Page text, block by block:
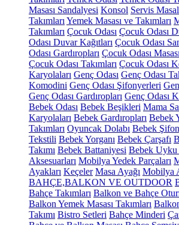
Masası Sandalyesi Konsol Servis
Takımları Yemek Masası ve Takımları
Takımları Çocuk Odası Çocuk Odası
Odası Duvar Kağıtları Çocuk Odası
Odası Gardıropları Çocuk Odası Masası
Çocuk Odası Takımları Çocuk Odası
Karyolaları Genç Odası Genç Odası
Komodini Genç Odası Şifonyerleri
Genç Odası Gardıropları Genç Odası
Bebek Odası Bebek Beşikleri Mama
Karyolaları Bebek Gardıropları Bebek
Takımları Oyuncak Dolabı Bebek
Tekstili Bebek Yorganı Bebek Çarşafı
Takımı Bebek Battaniyesi Bebek Uyku
Aksesuarları Mobilya Yedek Parçaları
Ayakları Keçeler Masa Ayağı Mobilya
BAHÇE,BALKON VE OUTDOOR
Bahçe Takımları Balkon ve Bahçe
Balkon Yemek Masası Takımları
Takımı Bistro Setleri Bahçe Minderi